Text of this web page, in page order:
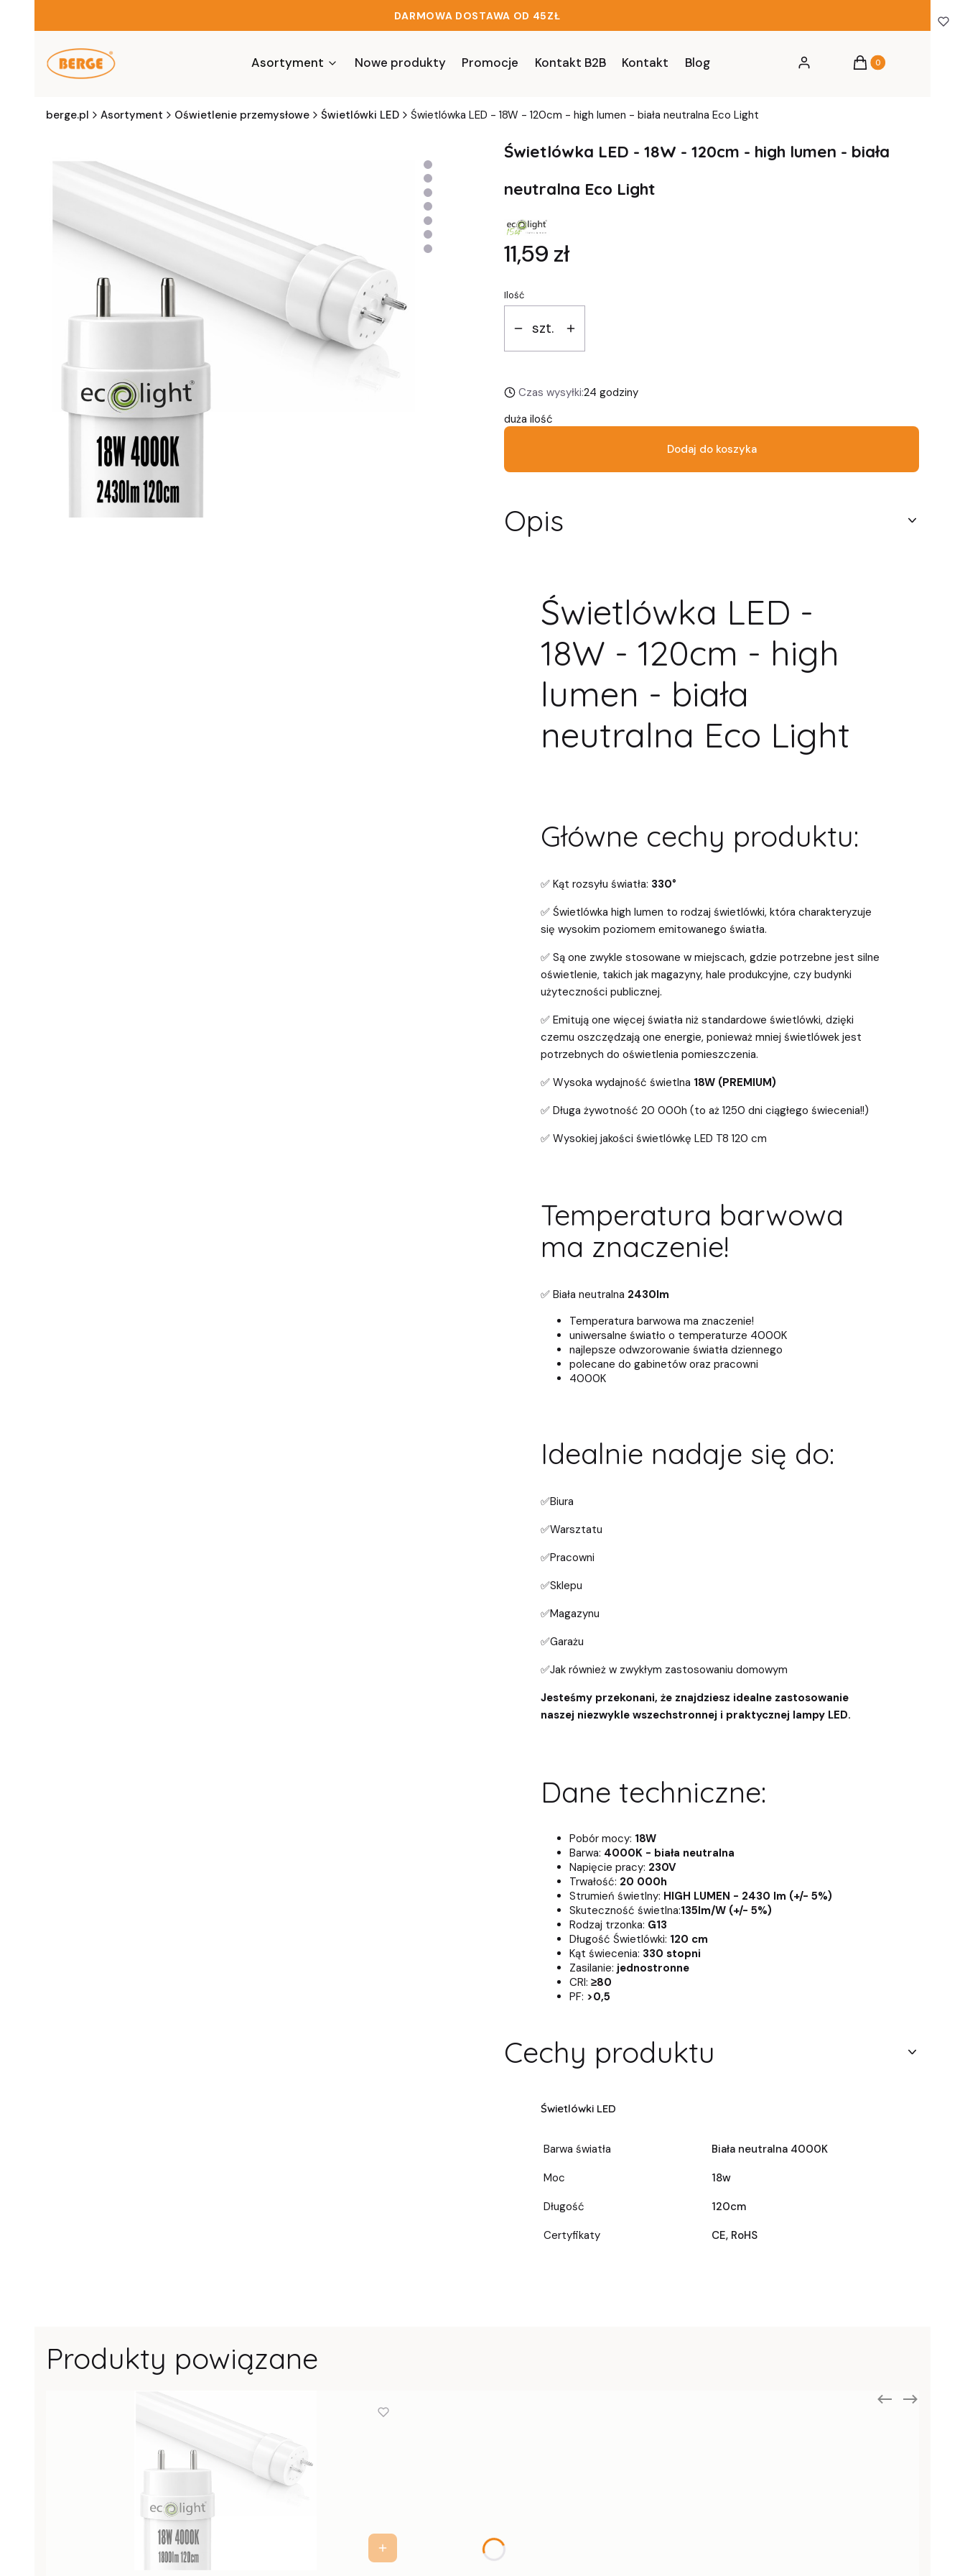
DARMOWA DOSTAWA OD 45ZŁ
Asortyment Nowe produkty Promocje Kontakt B2B Kontakt Blog Zaloguj się Produkty w koszyku:
Koszyk
berge.pl Asortyment Oświetlenie przemysłowe Świetlówki LED Świetlówka LED - 18W - 120cm - high lumen - biała neutralna Eco Light
Świetlówka LED - 18W - 120cm - high lumen - biała
neutralna Eco Light
Cena
11,59 zł
Ilość
szt.
Czas wysyłki:24 godziny
duża ilość
Dodaj do koszyka
Opis
Świetlówka LED -
18W - 120cm - high
lumen - biała
neutralna Eco Light
Główne cechy produktu:
✅ Kąt rozsyłu światła: 330°
✅ Świetlówka high lumen to rodzaj świetlówki, która charakteryzuje
się wysokim poziomem emitowanego światła.
✅ Są one zwykle stosowane w miejscach, gdzie potrzebne jest silne
oświetlenie, takich jak magazyny, hale produkcyjne, czy budynki
użyteczności publicznej.
✅ Emitują one więcej światła niż standardowe świetlówki, dzięki
czemu oszczędzają one energie, ponieważ mniej świetlówek jest
potrzebnych do oświetlenia pomieszczenia.
✅ Wysoka wydajność świetlna 18W (PREMIUM)
✅ Długa żywotność 20 000h (to aż 1250 dni ciągłego świecenia!!)
✅ Wysokiej jakości świetlówkę LED T8 120 cm
Temperatura barwowa
ma znaczenie!
✅ Biała neutralna 2430lm
Temperatura barwowa ma znaczenie!
uniwersalne światło o temperaturze 4000K
najlepsze odwzorowanie światła dziennego
polecane do gabinetów oraz pracowni
4000K
Idealnie nadaje się do:
✅Biura
✅Warsztatu
✅Pracowni
✅Sklepu
✅Magazynu
✅Garażu
✅Jak również w zwykłym zastosowaniu domowym
Jesteśmy przekonani, że znajdziesz idealne zastosowanie
naszej niezwykle wszechstronnej i praktycznej lampy LED.
Dane techniczne:
Pobór mocy: 18W
Barwa: 4000K - biała neutralna
Napięcie pracy: 230V
Trwałość: 20 000h
Strumień świetlny: HIGH LUMEN - 2430 lm (+/- 5%)
Skuteczność świetlna:135lm/W (+/- 5%)
Rodzaj trzonka: G13
Długość Świetlówki: 120 cm
Kąt świecenia: 330 stopni
Zasilanie: jednostronne
CRI: ≥80
PF: >0,5
Cechy produktu
Świetlówki LED
Barwa światła
Biała neutralna 4000K
Moc
18w
Długość
120cm
Certyfikaty
CE, RoHS
Produkty powiązane